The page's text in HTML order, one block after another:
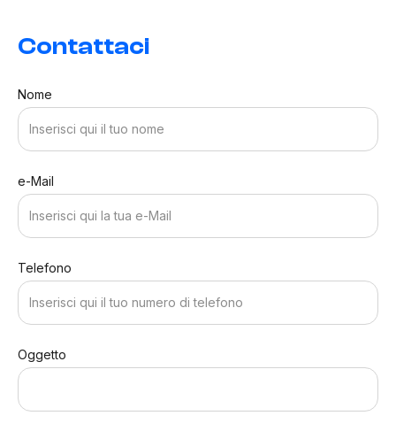
Contattaci
Nome
e-Mail
Telefono
Oggetto